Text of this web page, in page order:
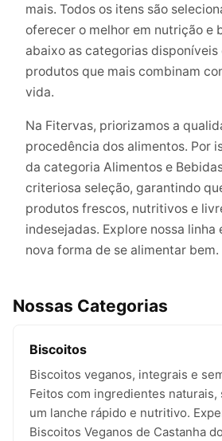
mais. Todos os itens são
oferecer o melhor em nutrição e
abaixo as categorias disponíveis
produtos que mais combinam
vida.
Na Fitervas, priorizamos a
procedência dos alimentos. Por
da categoria Alimentos e
criteriosa seleção, garantindo
produtos frescos, nutritivos e
indesejadas. Explore nossa linha
nova forma de se alimentar bem.
Nossas Categorias
Biscoitos
Biscoitos veganos, integrais e
Feitos com ingredientes
um lanche rápido e nutritivo.
Biscoitos Veganos de Castanha